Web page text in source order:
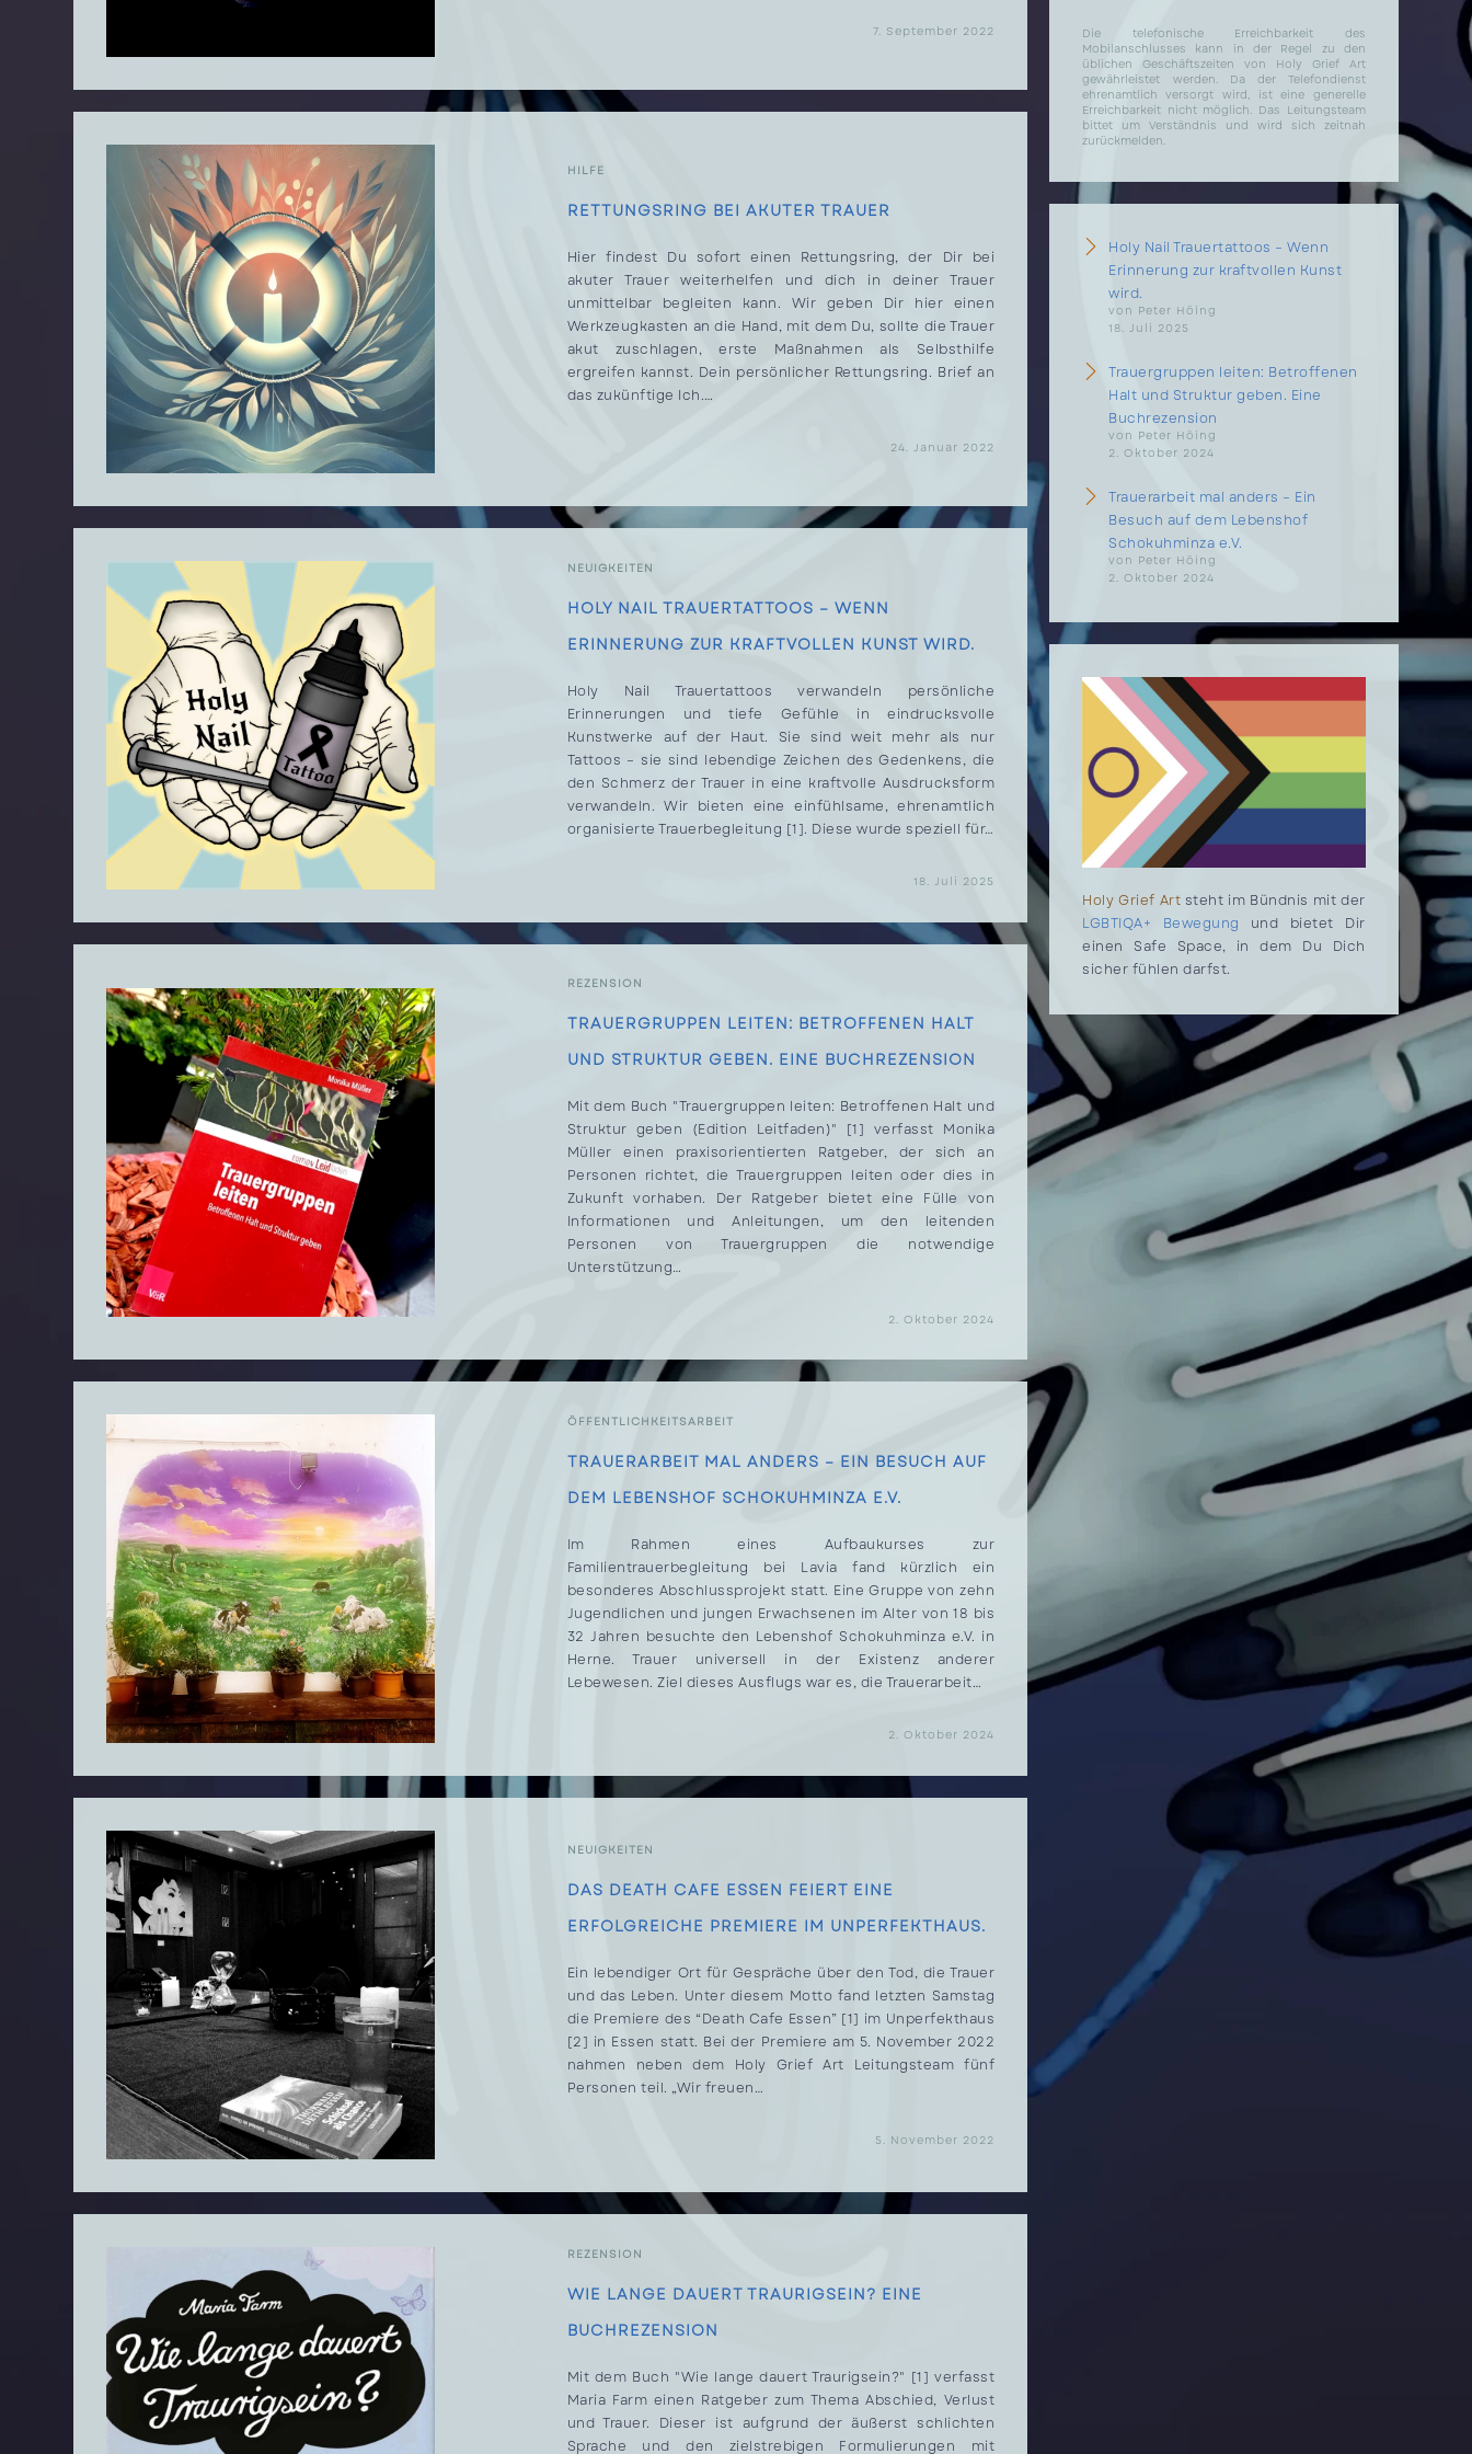
AUCH
ESSEN
7. September 2022
HILFE
RETTUNGSRING BEI AKUTER TRAUER
Hier findest Du sofort einen Rettungsring, der Dir bei
akuter Trauer weiterhelfen und dich in deiner Trauer
unmittelbar begleiten kann. Wir geben Dir hier einen
Werkzeugkasten an die Hand, mit dem Du, sollte die Trauer
akut zuschlagen, erste Maßnahmen als Selbsthilfe
ergreifen kannst. Dein persönlicher Rettungsring. Brief an
das zukünftige Ich.…
TRAUER
24. Januar 2022
NEUIGKEITEN
HOLY NAIL TRAUERTATTOOS – WENN
ERINNERUNG ZUR KRAFTVOLLEN KUNST WIRD.
Holy Nail Trauertattoos verwandeln persönliche
Erinnerungen und tiefe Gefühle in eindrucksvolle
Kunstwerke auf der Haut. Sie sind weit mehr als nur
Tattoos – sie sind lebendige Zeichen des Gedenkens, die
den Schmerz der Trauer in eine kraftvolle Ausdrucksform
verwandeln. Wir bieten eine einfühlsame, ehrenamtlich
organisierte Trauerbegleitung [1]. Diese wurde speziell für…
TRAUERTATTOOS
–
WENN
WIRD.
18. Juli 2025
REZENSION
TRAUERGRUPPEN LEITEN: BETROFFENEN HALT
UND STRUKTUR GEBEN. EINE BUCHREZENSION
Mit dem Buch "Trauergruppen leiten: Betroffenen Halt und
Struktur geben (Edition Leitfaden)" [1] verfasst Monika
Müller einen praxisorientierten Ratgeber, der sich an
Personen richtet, die Trauergruppen leiten oder dies in
Zukunft vorhaben. Der Ratgeber bietet eine Fülle von
Informationen und Anleitungen, um den leitenden
Personen von Trauergruppen die notwendige
Unterstützung…
BETROFFENEN
2. Oktober 2024
ÖFFENTLICHKEITSARBEIT
TRAUERARBEIT MAL ANDERS – EIN BESUCH AUF
DEM LEBENSHOF SCHOKUHMINZA E.V.
Im Rahmen eines Aufbaukurses zur
Familientrauerbegleitung bei Lavia fand kürzlich ein
besonderes Abschlussprojekt statt. Eine Gruppe von zehn
Jugendlichen und jungen Erwachsenen im Alter von 18 bis
32 Jahren besuchte den Lebenshof Schokuhminza e.V. in
Herne. Trauer universell in der Existenz anderer
Lebewesen. Ziel dieses Ausflugs war es, die Trauerarbeit…
ANDERS
EIN
E.V.
2. Oktober 2024
NEUIGKEITEN
DAS DEATH CAFE ESSEN FEIERT EINE
ERFOLGREICHE PREMIERE IM UNPERFEKTHAUS.
Ein lebendiger Ort für Gespräche über den Tod, die Trauer
und das Leben. Unter diesem Motto fand letzten Samstag
die Premiere des “Death Cafe Essen” [1] im Unperfekthaus
[2] in Essen statt. Bei der Premiere am 5. November 2022
nahmen neben dem Holy Grief Art Leitungsteam fünf
Personen teil. „Wir freuen…
ESSEN
FEIERT
5. November 2022
REZENSION
WIE LANGE DAUERT TRAURIGSEIN? EINE
BUCHREZENSION
Mit dem Buch "Wie lange dauert Traurigsein?" [1] verfasst
Maria Farm einen Ratgeber zum Thema Abschied, Verlust
und Trauer. Dieser ist aufgrund der äußerst schlichten
Sprache und den zielstrebigen Formulierungen mit
Die telefonische Erreichbarkeit des
Mobilanschlusses kann in der Regel zu den
üblichen Geschäftszeiten von Holy Grief Art
gewährleistet werden. Da der Telefondienst
ehrenamtlich versorgt wird, ist eine generelle
Erreichbarkeit nicht möglich. Das Leitungsteam
bittet um Verständnis und wird sich zeitnah
zurückmelden.
Holy Nail Trauertattoos – Wenn
Erinnerung zur kraftvollen Kunst
wird.
von Peter Höing
18. Juli 2025
Trauergruppen leiten: Betroffenen
Halt und Struktur geben. Eine
Buchrezension
von Peter Höing
2. Oktober 2024
Trauerarbeit mal anders – Ein
Besuch auf dem Lebenshof
Schokuhminza e.V.
von Peter Höing
2. Oktober 2024
Holy Grief Art steht im Bündnis mit der
LGBTIQA+ Bewegung und bietet Dir
einen Safe Space, in dem Du Dich
sicher fühlen darfst.